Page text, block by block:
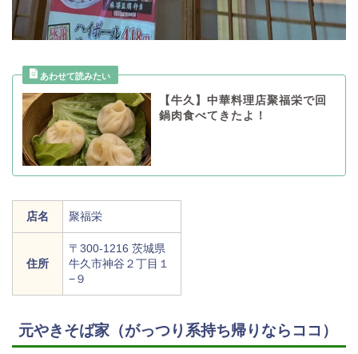
【牛久】中華料理店聚福栄で回
鍋肉食べてきたよ！
店名 聚福栄
住所
〒300-1216 茨城県
牛久市神谷２丁目１
−９
元やきそば家（がっつり系持ち帰りならココ）